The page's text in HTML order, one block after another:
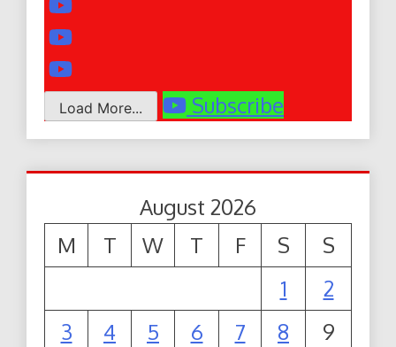
Load More... Subscribe
August 2026
M
T W T F S
S
1
2
3
4 5 6 7 8
9